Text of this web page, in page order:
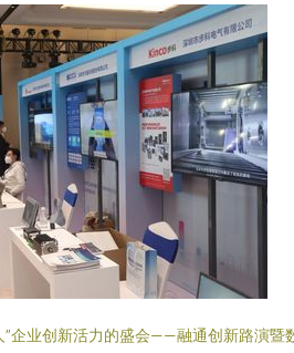
”企业创新活力的盛会——融通创新路演暨